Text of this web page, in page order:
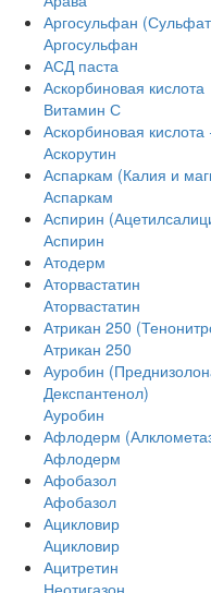
Аргосульфан
Аргосульфан
АСД паста
Аскорбиновая кислота
Витамин С
Аскорбиновая кислота
Аскорутин
Аспаркам (Калия и
Аспаркам
Аспирин
Аспирин
Атодерм
Аторвастатин
Аторвастатин
Атрикан 250
Атрикан 250
Ауробин
Декспантенол)
Ауробин
Афлодерм
Афлодерм
Афобазол
Афобазол
Ацикловир
Ацикловир
Ацитретин
Неотигазон